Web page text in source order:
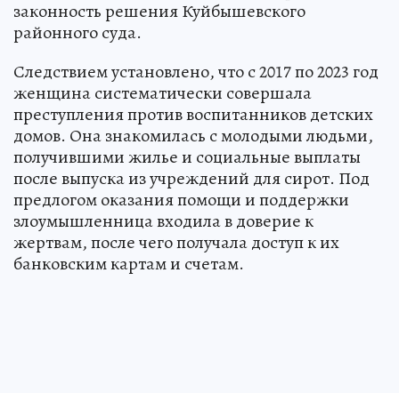
законность решения Куйбышевского
районного суда.
Следствием установлено, что с 2017 по 2023 год
женщина систематически совершала
преступления против воспитанников детских
домов. Она знакомилась с молодыми людьми,
получившими жилье и социальные выплаты
после выпуска из учреждений для сирот. Под
предлогом оказания помощи и поддержки
злоумышленница входила в доверие к
жертвам, после чего получала доступ к их
банковским картам и счетам.